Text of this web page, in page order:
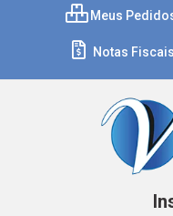
Meus
Notas Fiscais